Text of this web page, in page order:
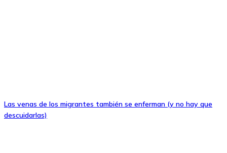
Las venas de los migrantes también se enferman (y no hay que
descuidarlas)